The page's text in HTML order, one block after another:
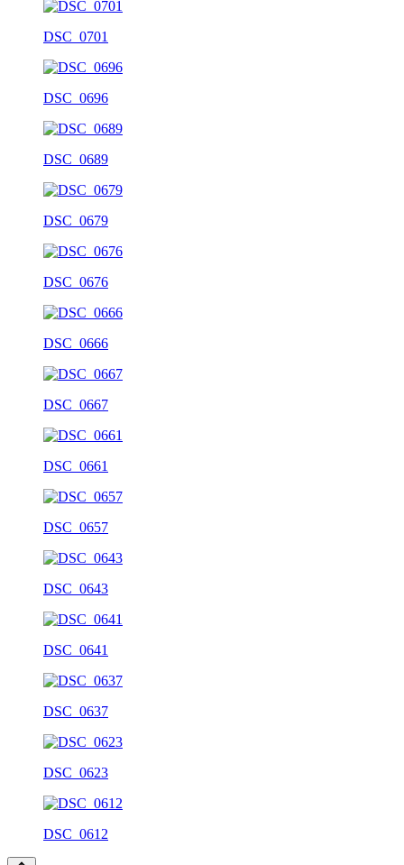
DSC_0701
DSC_0696
DSC_0689
DSC_0679
DSC_0676
DSC_0666
DSC_0667
DSC_0661
DSC_0657
DSC_0643
DSC_0641
DSC_0637
DSC_0623
DSC_0612